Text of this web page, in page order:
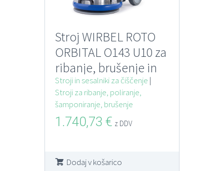
Stroj WIRBEL ROTO
ORBITAL O143 U10 za
ribanje, brušenje in
poliranje
Stroji in sesalniki za čiščenje |
Stroji za ribanje, poliranje,
šamponiranje, brušenje
1.740,73 € z DDV
Dodaj v košarico